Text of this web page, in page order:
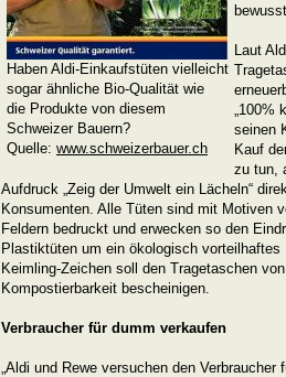
Haben Aldi-Einkaufstüten vielleicht
sogar ähnliche Bio-Qualität wie
die Produkte von diesem
Schweizer Bauern?
Quelle: www.schweizerbauer.ch
Laut
„100%
seinen
Kauf
zu tun,
Aufdruck „Zeig der Umwelt ein Lächeln“
Konsumenten. Alle Tüten sind mit Motiven
Feldern bedruckt und erwecken so den
Plastiktüten um ein ökologisch
Keimling-Zeichen soll den Tragetaschen
Kompostierbarkeit bescheinigen.
Verbraucher für dumm verkaufen
„Aldi und Rewe versuchen den